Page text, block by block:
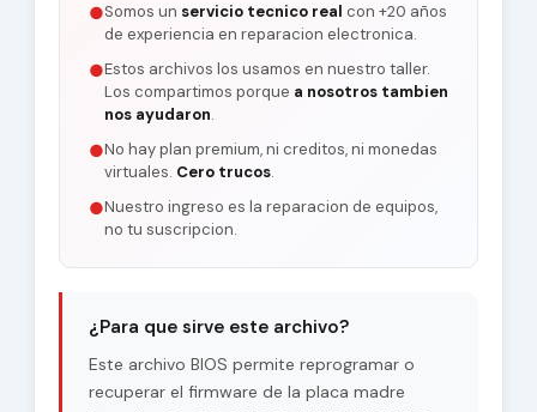
●Somos un servicio tecnico real con +20 años
de experiencia en reparacion electronica.
●Estos archivos los usamos en nuestro taller.
Los compartimos porque a nosotros tambien
nos ayudaron.
●No hay plan premium, ni creditos, ni monedas
virtuales. Cero trucos.
●Nuestro ingreso es la reparacion de equipos,
no tu suscripcion.
¿Para que sirve este archivo?
Este archivo BIOS permite reprogramar o
recuperar el firmware de la placa madre